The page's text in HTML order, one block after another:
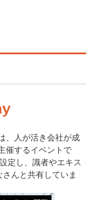
、人が活き会社が成
催するイベントで
定し、識者やエキス
んと共有していま